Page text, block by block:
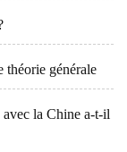
théorie générale
avec la Chine a-t-il